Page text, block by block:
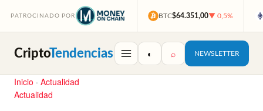
PATROCINADO POR BTC$64.351,00▼ 0,5%
CriptoTendencias ◐ ⌕ NEWSLETTER
Inicio · Actualidad
Actualidad